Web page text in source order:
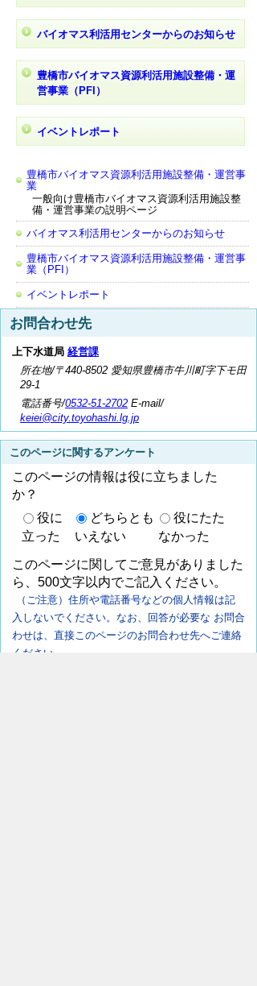
バイオマス利活用センターからのお知らせ
豊橋市バイオマス資源利活用施設整備・運
営事業（PFI）
イベントレポート
豊橋市バイオマス資源利活用施設整備・運営事
業
一般向け豊橋市バイオマス資源利活用施設整
備・運営事業の説明ページ
バイオマス利活用センターからのお知らせ
豊橋市バイオマス資源利活用施設整備・運営事
業（PFI）
イベントレポート
お問合わせ先
上下水道局 経営課
所在地/〒440-8502 愛知県豊橋市牛川町字下モ田
29-1
電話番号/0532-51-2702 E-mail/
keiei@city.toyohashi.lg.jp
このページに関するアンケート
このページの情報は役に立ちました
か？
役に
立った
どちらとも
いえない
役にたた
なかった
このページに関してご意見がありました
ら、500文字以内でご記入ください。
（ご注意）住所や電話番号などの個人情報は記
入しないでください。なお、回答が必要な お問合
わせは、直接このページのお問合わせ先へご連絡
ください。